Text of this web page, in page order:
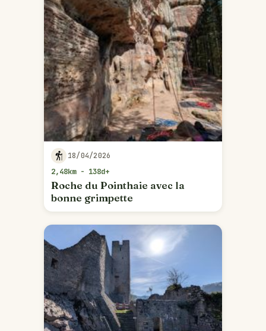
18/04/2026
2,48km - 138d+
Roche du Pointhaie avec la
bonne grimpette